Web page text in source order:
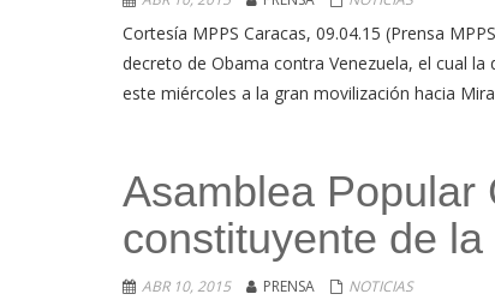
Cortesía MPPS Caracas, 09.04.15 (Prensa
decreto de Obama contra Venezuela, el cual
este miércoles a la gran movilización hacia
Asamblea Popular
constituyente de la
ABR 10, 2015 PRENSA NOTICIAS